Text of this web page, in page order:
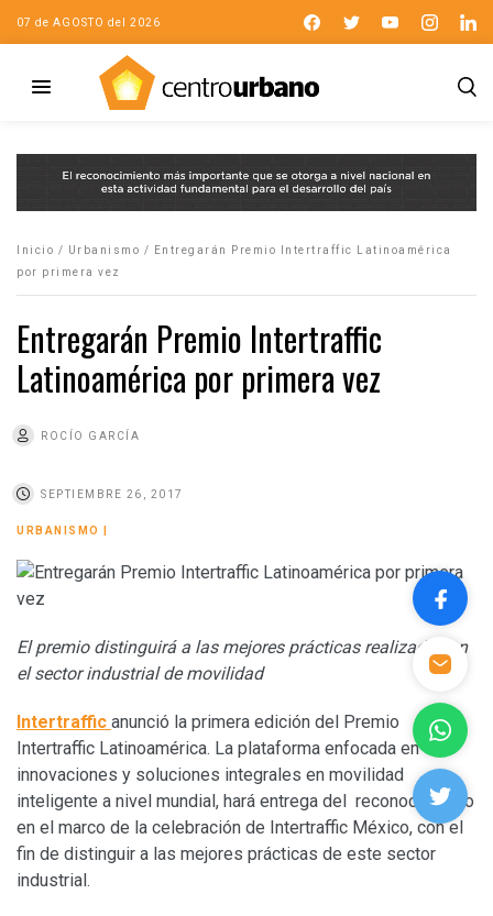
07 de AGOSTO del 2026
Inicio / Urbanismo /
Entregarán Premio Intertraffic Latinoamérica
por primera vez
Entregarán Premio Intertraffic
Latinoamérica por primera vez
ROCÍO GARCÍA
SEPTIEMBRE 26, 2017
URBANISMO
El premio distinguirá a las mejores prácticas realizadas en
el sector industrial de movilidad
Intertraffic anunció la primera edición del Premio
Intertraffic Latinoamérica. La plataforma enfocada en
innovaciones y soluciones integrales en movilidad
inteligente a nivel mundial, hará entrega del reconocimiento
en el marco de la celebración de Intertraffic México, con el
fin de distinguir a las mejores prácticas de este sector
industrial.